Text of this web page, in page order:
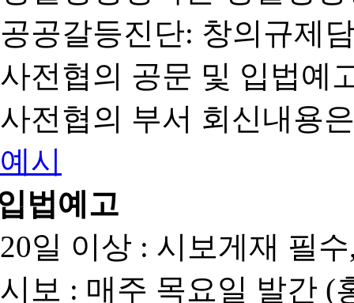
공공갈등진단: 창의규제
사전협의 공문 및 입법예
사전협의 부서 회신내용
예시
법예고
20일 이상 : 시보게재 필
시보 : 매주 목요일 발간 (